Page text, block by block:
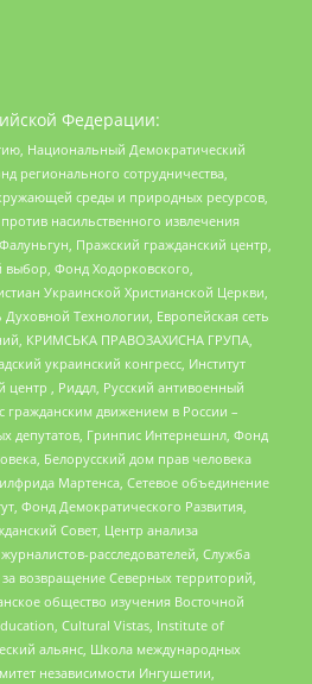
Федерации:
Национальный Демократический
регионального сотрудничества,
среды и природных ресурсов,
насильственного извлечения
Пражский гражданский центр,
выбор, Фонд Ходорковского,
Украинской Христианской Церкви,
Технологии, Европейская сеть
КРИМСЬКА ПРАВОЗАХИСНА ГРУПА,
украинский конгресс, Институт
, Риддл, Русский антивоенный
движением в России –
депутатов, Гринпис Интернешнл, Фонд
Белорусский дом прав человека
Мартенса, Сетевое объединение
Фонд Демократического Развития,
Совет, Центр анализа
расследователей, Служба
возвращение Северных территорий,
общество изучения Восточной
Cultural Vistas, Institute of
альянс, Школа международных
независимости Ингушетии,